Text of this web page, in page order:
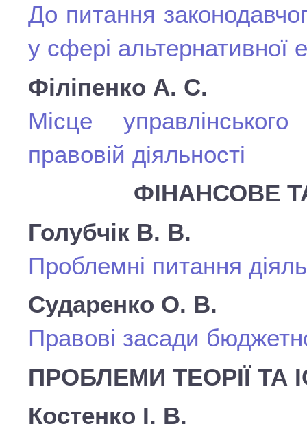
До питання
у сфері альтернативної
Філіпенко А. С.
Місце
правовій діяльності
ФІНАНСОВЕ
Голубчік В. В.
Проблемні питання
Сударенко О. В.
Правові засади
ПРОБЛЕМИ ТЕОРІЇ ТА
Костенко І. В.